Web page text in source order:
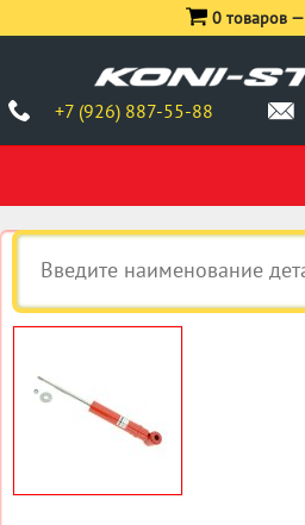
+7 (926) 887-55-88
0 товаров —